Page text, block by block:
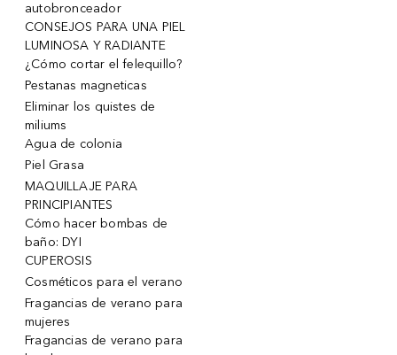
autobronceador
CONSEJOS PARA UNA PIEL
LUMINOSA Y RADIANTE
¿Cómo cortar el felequillo?
Pestanas magneticas
Eliminar los quistes de
miliums
Agua de colonia
Piel Grasa
MAQUILLAJE PARA
PRINCIPIANTES
Cómo hacer bombas de
baño: DYI
CUPEROSIS
Cosméticos para el verano
Fragancias de verano para
mujeres
Fragancias de verano para